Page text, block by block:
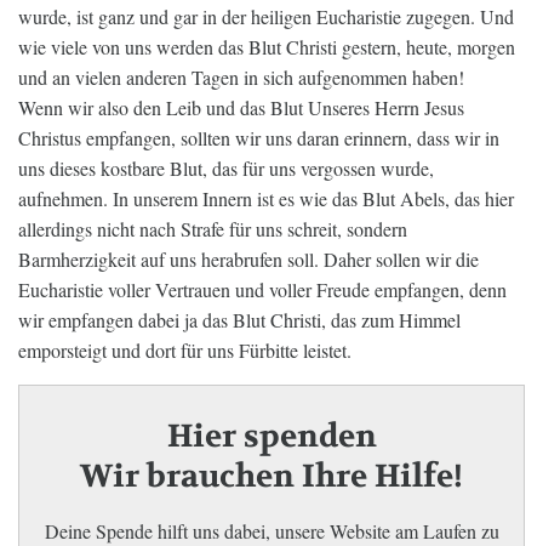
wurde, ist ganz und gar in der heiligen Eucharistie zugegen. Und
wie viele von uns werden das Blut Christi gestern, heute, morgen
und an vielen anderen Tagen in sich aufgenommen haben!
Wenn wir also den Leib und das Blut Unseres Herrn Jesus
Christus empfangen, sollten wir uns daran erinnern, dass wir in
uns dieses kostbare Blut, das für uns vergossen wurde,
aufnehmen. In unserem Innern ist es wie das Blut Abels, das hier
allerdings nicht nach Strafe für uns schreit, sondern
Barmherzigkeit auf uns herabrufen soll. Daher sollen wir die
Eucharistie voller Vertrauen und voller Freude empfangen, denn
wir empfangen dabei ja das Blut Christi, das zum Himmel
emporsteigt und dort für uns Fürbitte leistet.
Hier spenden
Wir brauchen Ihre Hilfe!
Deine Spende hilft uns dabei, unsere Website am Laufen zu